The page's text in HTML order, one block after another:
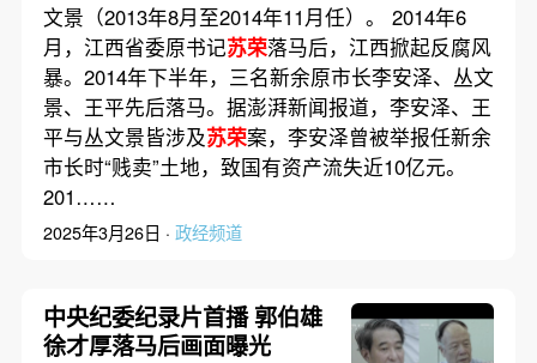
文景（2013年8月至2014年11月任）。 2014年6
月，江西省委原书记苏荣落马后，江西掀起反腐风
暴。2014年下半年，三名新余原市长李安泽、丛文
景、王平先后落马。据澎湃新闻报道，李安泽、王
平与丛文景皆涉及苏荣案，李安泽曾被举报任新余
市长时“贱卖”土地，致国有资产流失近10亿元。
201……
2025年3月26日 · 政经频道
中央纪委纪录片首播 郭伯雄
徐才厚落马后画面曝光